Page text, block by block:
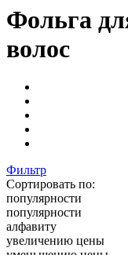
Фольга
волос
Фильтр
Сортировать по:
популярности
популярности
алфавиту
увеличению цены